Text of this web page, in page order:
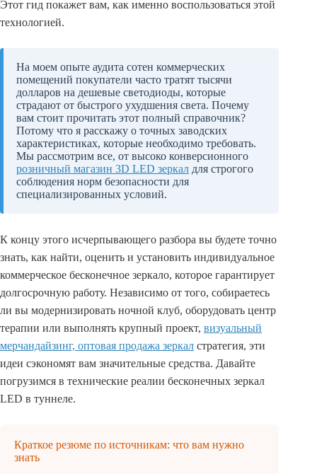
Этот гид покажет вам, как именно воспользоваться этой
технологией.
На моем опыте аудита сотен коммерческих
помещений покупатели часто тратят тысячи
долларов на дешевые светодиоды, которые
страдают от быстрого ухудшения света. Почему
вам стоит прочитать этот полный справочник?
Потому что я расскажу о точных заводских
характеристиках, которые необходимо требовать.
Мы рассмотрим все, от высоко конверсионного
розничный магазин 3D LED зеркал для строгого
соблюдения норм безопасности для
специализированных условий.
К концу этого исчерпывающего разбора вы будете точно
знать, как найти, оценить и установить индивидуальное
коммерческое бесконечное зеркало, которое гарантирует
долгосрочную работу. Независимо от того, собираетесь
ли вы модернизировать ночной клуб, оборудовать центр
терапии или выполнять крупный проект, визуальный
мерчандайзинг, оптовая продажа зеркал стратегия, эти
идеи сэкономят вам значительные средства. Давайте
погрузимся в технические реалии бесконечных зеркал
LED в туннеле.
Краткое резюме по источникам: что вам нужно
знать